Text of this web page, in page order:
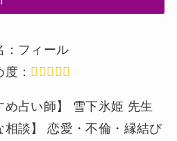
：フィール
：
め占い師】 雪下氷姫 先生
相談】 恋愛・不倫・縁結び